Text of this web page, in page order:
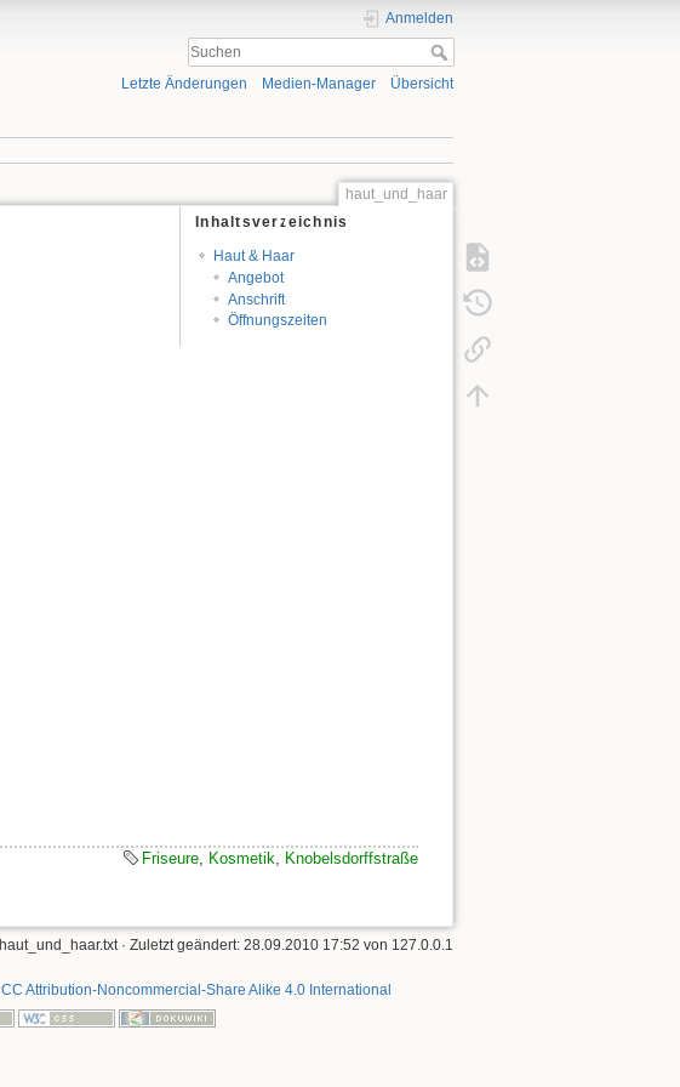
Anmelden
Letzte Änderungen Medien-Manager Übersicht
haut_und_haar
Inhaltsverzeichnis
Haut & Haar
Angebot
Anschrift
Öffnungszeiten
Friseure Kosmetik Knobelsdorffstraße
haut_und_haar.txt· Zuletzt geändert: 28.09.2010 17:52 von 127.0.0.1
CC Attribution-Noncommercial-Share Alike 4.0 International